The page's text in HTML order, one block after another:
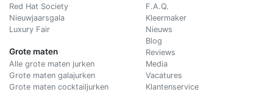
Red Hat Society
Nieuwjaarsgala
Luxury Fair
Grote maten
Alle grote maten jurken
Grote maten galajurken
Grote maten cocktailjurken
F.A.Q.
Kleermaker
Nieuws
Blog
Reviews
Media
Vacatures
Klantenservice